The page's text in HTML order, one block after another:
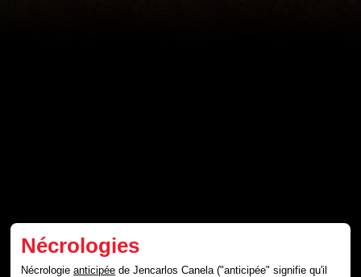
Nécrologies
Nécrologieanticipée de Jencarlos Canela ("anticipée" signifie qu'il